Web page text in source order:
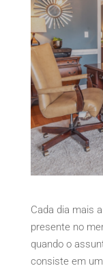
Cada dia mais
presente no
quando o
consiste em